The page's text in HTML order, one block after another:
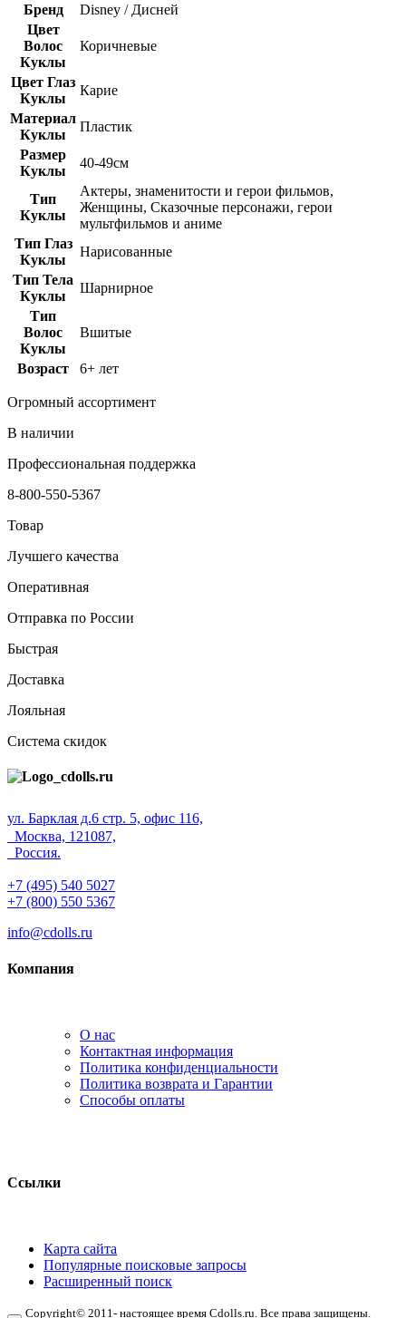
Бренд
Disney / Дисней
Цвет
Волос
Куклы
Коричневые
Цвет Глаз
Куклы
Карие
Материал
Куклы
Пластик
Размер
Куклы
40-49см
Тип
Куклы
Актеры, знаменитости и герои фильмов,
Женщины, Сказочные персонажи, герои
мультфильмов и аниме
Тип Глаз
Куклы
Нарисованные
Тип Тела
Куклы
Шарнирное
Тип
Волос
Куклы
Вшитые
Возраст 6+ лет
Огромный ассортимент
В наличии
Профессиональная поддержка
8-800-550-5367
Товар
Лучшего качества
Оперативная
Отправка по России
Быстрая
Доставка
Лояльная
Система скидок
ул. Барклая д.6 стр. 5, офис 116,
Москва, 121087,
Россия.
+7 (495) 540 5027
+7 (800) 550 5367
info@cdolls.ru
Компания
О нас
Контактная информация
Политика конфиденциальности
Политика возврата и Гарантии
Способы оплаты
Ссылки
Карта сайта
Популярные поисковые запросы
Расширенный поиск
Copyright© 2011- настоящее время Cdolls.ru. Все права защищены.